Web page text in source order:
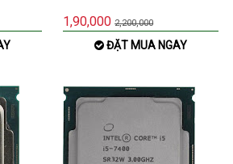
1,90,000 2,200,000
ĐẶT MUA NGAY